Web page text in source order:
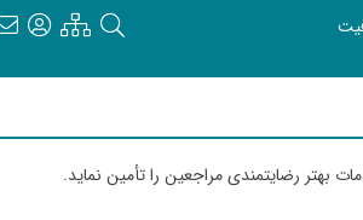
بهتر رضایتمندی مراجعین را تأمین نماید.